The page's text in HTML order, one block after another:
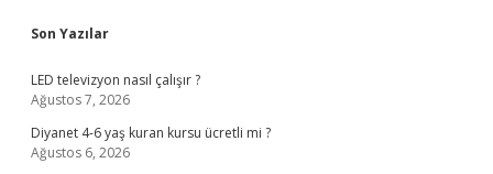
Sidebar
Son Yazılar
LED televizyon nasıl çalışır ?
Ağustos 7, 2026
Diyanet 4-6 yaş kuran kursu ücretli mi ?
Ağustos 6, 2026